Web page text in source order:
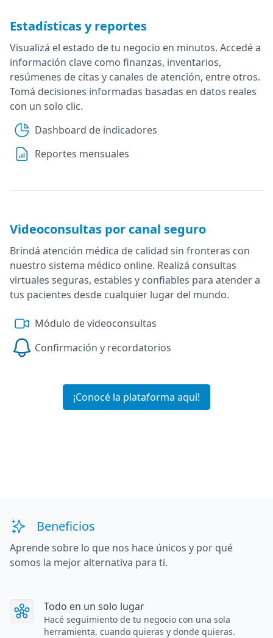
Estadísticas y reportes
Visualizá el estado de tu negocio en minutos. Accedé a
información clave como finanzas, inventarios,
resúmenes de citas y canales de atención, entre otros.
Tomá decisiones informadas basadas en datos reales
con un solo clic.
Dashboard de indicadores
Reportes mensuales
Videoconsultas por canal seguro
Brindá atención médica de calidad sin fronteras con
nuestro sistema médico online. Realizá consultas
virtuales seguras, estables y confiables para atender a
tus pacientes desde cualquier lugar del mundo.
Módulo de videoconsultas
Confirmación y recordatorios
¡Conocé la plataforma aquí!
Beneficios
Aprende sobre lo que nos hace únicos y por qué
somos la mejor alternativa para ti.
Todo en un solo lugar
Hacé seguimiento de tu negocio con una sola
herramienta, cuando quieras y donde quieras.